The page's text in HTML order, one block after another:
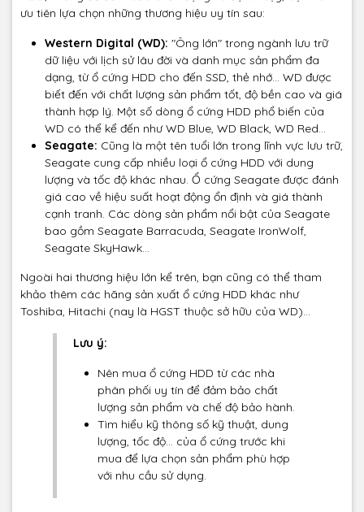
ưu tiên lựa chọn những thương hiệu uy tín sau:
Western Digital (WD): "Ông lớn" trong ngành lưu trữ
dữ liệu với lịch sử lâu đời và danh mục sản phẩm đa
dạng, từ ổ cứng HDD cho đến SSD, thẻ nhớ... WD được
biết đến với chất lượng sản phẩm tốt, độ bền cao và giá
thành hợp lý. Một số dòng ổ cứng HDD phổ biến của
WD có thể kể đến như WD Blue, WD Black, WD Red...
Seagate: Cũng là một tên tuổi lớn trong lĩnh vực lưu trữ,
Seagate cung cấp nhiều loại ổ cứng HDD với dung
lượng và tốc độ khác nhau. Ổ cứng Seagate được đánh
giá cao về hiệu suất hoạt động ổn định và giá thành
cạnh tranh. Các dòng sản phẩm nổi bật của Seagate
bao gồm Seagate Barracuda, Seagate IronWolf,
Seagate SkyHawk...
Ngoài hai thương hiệu lớn kể trên, bạn cũng có thể tham
khảo thêm các hãng sản xuất ổ cứng HDD khác như
Toshiba, Hitachi (nay là HGST thuộc sở hữu của WD)...
Lưu ý:
Nên mua ổ cứng HDD từ các nhà
phân phối uy tín để đảm bảo chất
lượng sản phẩm và chế độ bảo hành.
Tìm hiểu kỹ thông số kỹ thuật, dung
lượng, tốc độ... của ổ cứng trước khi
mua để lựa chọn sản phẩm phù hợp
với nhu cầu sử dụng.